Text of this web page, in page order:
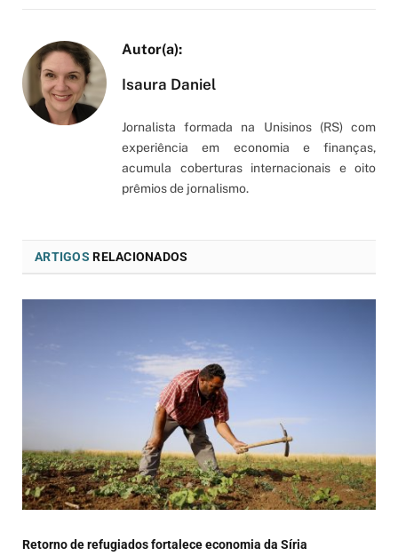
Isaura Daniel
Jornalista formada na Unisinos (RS) com
experiência em economia e finanças,
acumula coberturas internacionais e oito
prêmios de jornalismo.
ARTIGOS RELACIONADOS
Retorno de refugiados fortalece economia da Síria